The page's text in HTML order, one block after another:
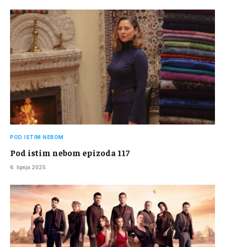
POD ISTIM NEBOM
Pod istim nebom epizoda 117
6. lipnja 2025.